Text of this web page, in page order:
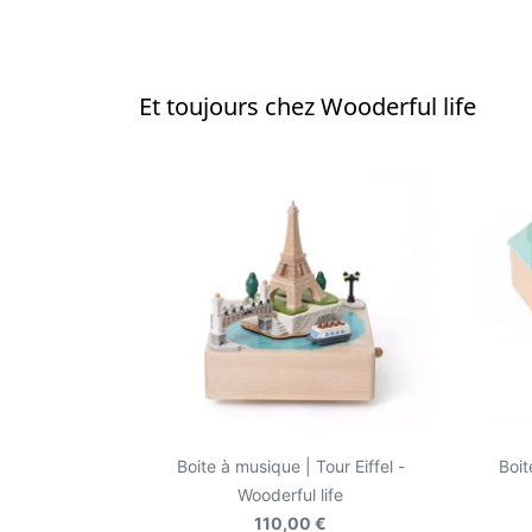
Et toujours chez Wooderful life
Boite à musique | Tour Eiffel -
Wooderful life
110,00 €